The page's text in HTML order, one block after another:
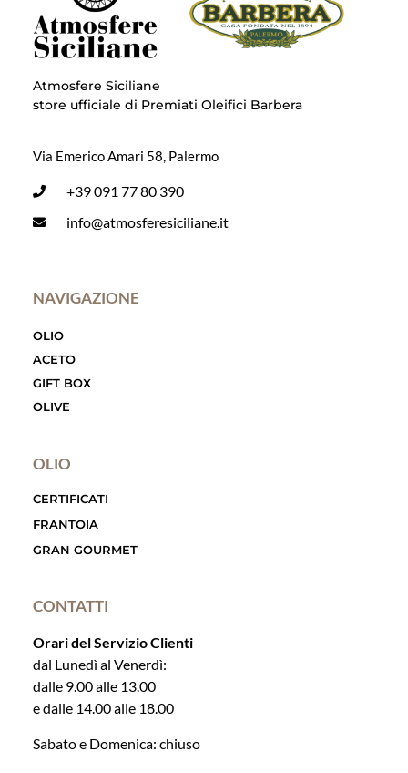
Atmosfere Siciliane
store ufficiale di Premiati Oleifici Barbera
Via Emerico Amari 58, Palermo
+39 091 77 80 390
info@atmosferesiciliane.it
NAVIGAZIONE
OLIO
ACETO
GIFT BOX
OLIVE
OLIO
CERTIFICATI
FRANTOIA
GRAN GOURMET
CONTATTI
Orari del Servizio Clienti
dal Lunedì al Venerdì:
dalle 9.00 alle 13.00
e dalle 14.00 alle 18.00
Sabato e Domenica: chiuso